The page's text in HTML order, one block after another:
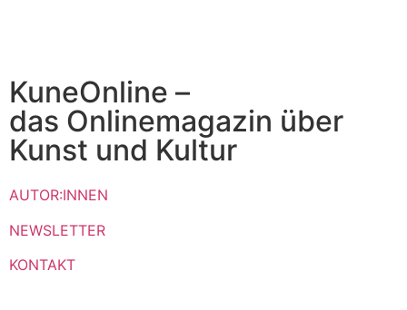
KuneOnline –
das Onlinemagazin über
Kunst und Kultur
AUTOR:INNEN
NEWSLETTER
KONTAKT